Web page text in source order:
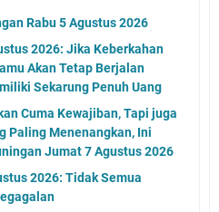
Rabu 5 Agustus 2026
2026: Jika Keberkahan
Akan Tetap Berjalan
Sekarung Penuh Uang
Cuma Kewajiban, Tapi juga
Paling Menenangkan, Ini
Jumat 7 Agustus 2026
2026: Tidak Semua